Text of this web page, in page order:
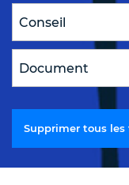
Supprimer tous les